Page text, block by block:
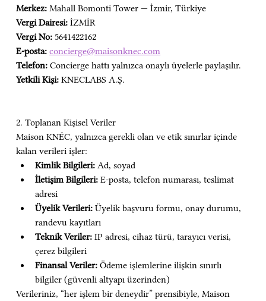
Merkez: Mahall Bomonti Tower — İzmir, Türkiye
Vergi Dairesi: İZMİR
Vergi No: 5641422162
E-posta: concierge@maisonknec.com
Telefon: Concierge hattı yalnızca onaylı üyelerle paylaşılır.
Yetkili Kişi: KNECLABS A.Ş.
2. Toplanan Kişisel Veriler
Maison KNÉC, yalnızca gerekli olan ve etik sınırlar içinde
kalan verileri işler:
Kimlik Bilgileri: Ad, soyad
İletişim Bilgileri: E-posta, telefon numarası, teslimat
adresi
Üyelik Verileri: Üyelik başvuru formu, onay durumu,
randevu kayıtları
Teknik Veriler: IP adresi, cihaz türü, tarayıcı verisi,
çerez bilgileri
Finansal Veriler: Ödeme işlemlerine ilişkin sınırlı
bilgiler (güvenli altyapı üzerinden)
Verileriniz, “her işlem bir deneydir” prensibiyle, Maison